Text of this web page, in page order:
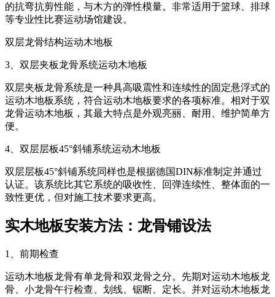
的抗弯抗剪性能，与木方的弹性模量。非常适用于篮球、排球
等专业性比赛运动场馆建设。
双层龙骨结构运动木地板
3、双层夹板龙骨系统运动木地板
双层夹板龙骨系统是一种具高吸震性和连续性的固定悬浮式的
运动木地板系统，符合运动木地板要求的各项标准。相对于双
龙骨运动木地板，其最大特点是外观亮丽、耐用、维护简单方
便。
4、双层层板45°斜铺系统运动木地板
双层层板45°斜铺系统同样也是根据德国DIN标准制定并通过
认证。该系统比其它系统的吸收性、回弹连续性、整体面的一
致性更优，但对施工技术要求更高。
实木地板安装方法：龙骨铺设法
1、前期检查
运动木地板龙骨有单龙骨和双龙骨之分。先期对运动木地板龙
骨、小龙骨午行检查、划线、锯断、定长。并对运动木地板龙